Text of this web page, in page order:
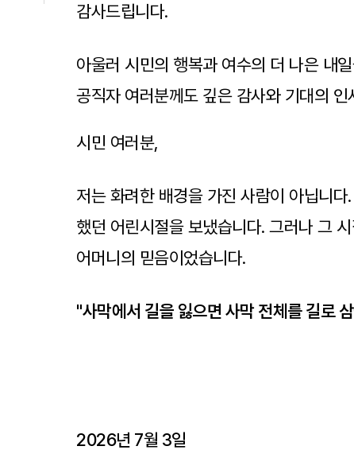
감사드립니다.
아울러 시민의 행복과 여수의 더 나은 내
공직자 여러분께도 깊은 감사와 기대의 인
시민 여러분,
저는 화려한 배경을 가진 사람이 아닙니
했던 어린시절을 보냈습니다. 그러나 그
어머니의 믿음이었습니다.
"사막에서 길을 잃으면 사막 전체를 길로
2026년 7월 3일